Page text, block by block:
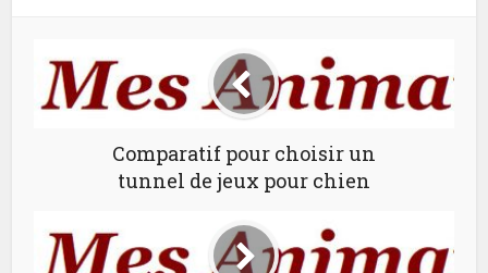
Comparatif pour choisir un
tunnel de jeux pour chien